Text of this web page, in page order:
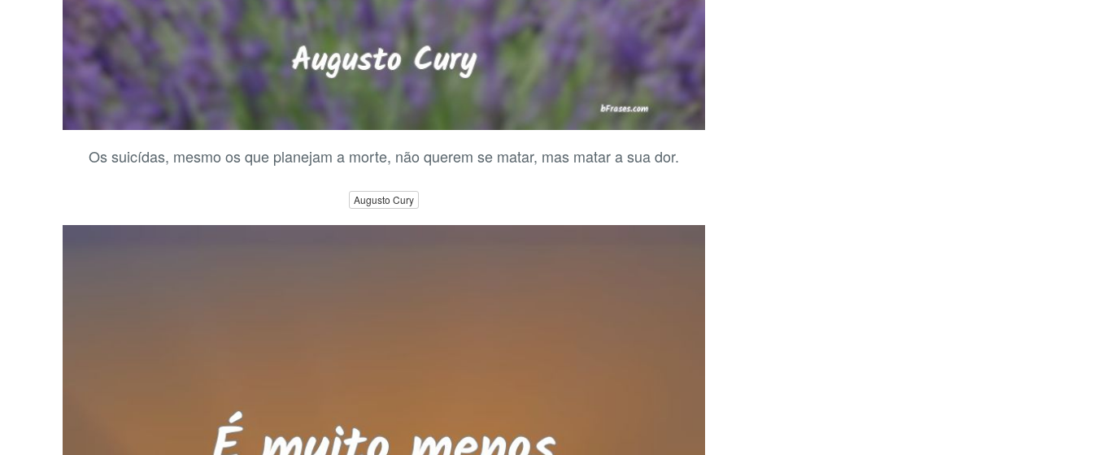
Os suicídas, mesmo os que planejam a morte, não querem se matar, mas matar a sua dor.
Augusto Cury